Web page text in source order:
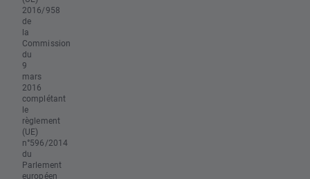
2016/958
de
la
Commission
du
9
mars
2016
complétant
le
règlement
(UE)
n°596/2014
du
Parlement
européen